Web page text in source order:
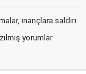
inançlara saldırı
yorumlar